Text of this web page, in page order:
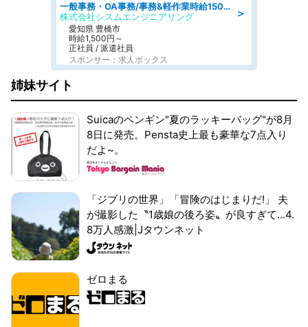
＞
一般事務・OA事務/事務&軽作業時給1500円土日祝休み各種社保完備
株式会社シスムエンジニアリング
愛知県 豊橋市
時給1,500円～
正社員 / 派遣社員
スポンサー：求人ボックス
姉妹サイト
Suicaのペンギン"夏のラッキーバッグ"が8月
8日に発売。Pensta史上最も豪華な7点入り
だよ~。
「ジブリの世界」「冒険のはじまりだ!」 夫
が撮影した〝1歳娘の後ろ姿〟が良すぎて...4.
8万人感激|Jタウンネット
ゼロまる